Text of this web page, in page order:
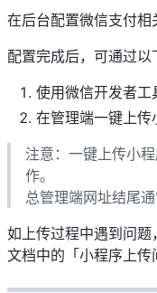
在后台配置微信支付相
配置完成后，可通过以
使用微信开发者工
在管理端一键上传
注意：一键上传小
作。
总管理端网址结尾
如上传过程中遇到问题
文档中的「小程序上传